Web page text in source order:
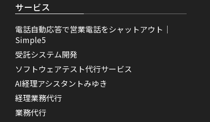
サービス
電話自動応答で営業電話をシャットアウト｜
Simple5
受託システム開発
ソフトウェアテスト代行サービス
AI経理アシスタントみゆき
経理業務代行
業務代行